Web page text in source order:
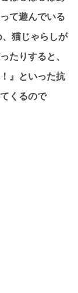
て遊んでいる
猫じゃらしが
たりすると、
』といった抗
くるので